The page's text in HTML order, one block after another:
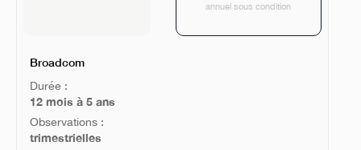
annuel sous condition
Broadcom
Durée :
12 mois à 5 ans
Observations :
trimestrielles